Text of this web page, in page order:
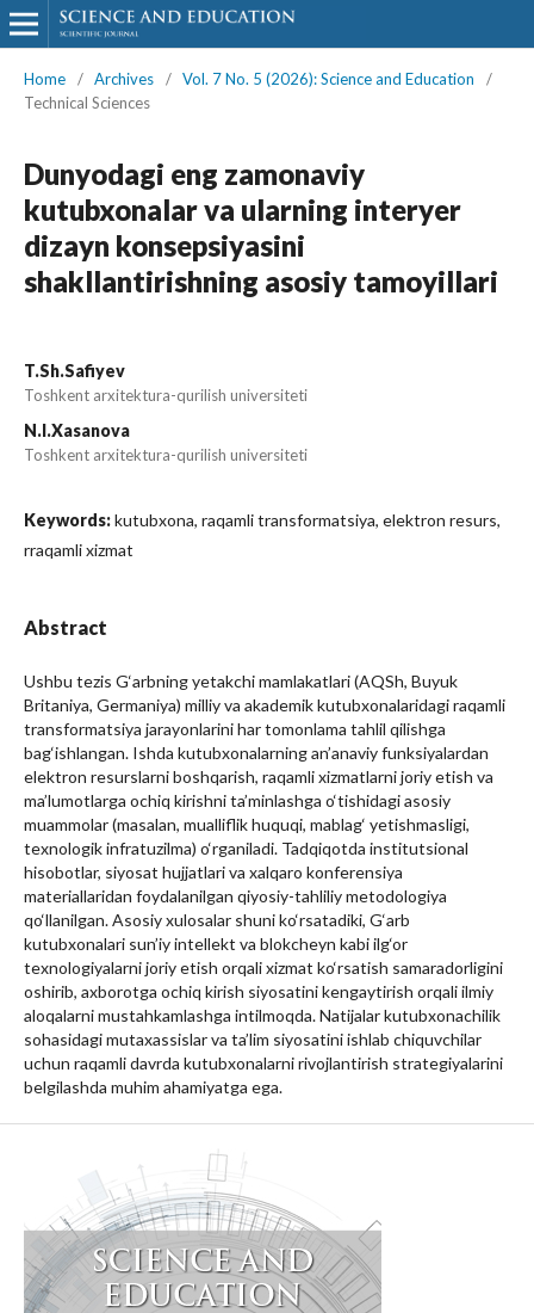
Home / Archives / Vol. 7 No. 5 (2026): Science and Education
/
Technical Sciences
Dunyodagi eng zamonaviy
kutubxonalar va ularning interyer
dizayn konsepsiyasini
shakllantirishning asosiy tamoyillari
T.Sh.Safiyev
Toshkent arxitektura-qurilish universiteti
N.I.Xasanova
Toshkent arxitektura-qurilish universiteti
Keywords:kutubxona, raqamli transformatsiya, elektron resurs,
rraqamli xizmat
Abstract
Ushbu tezis G‘arbning yetakchi mamlakatlari (AQSh, Buyuk
Britaniya, Germaniya) milliy va akademik kutubxonalaridagi raqamli
transformatsiya jarayonlarini har tomonlama tahlil qilishga
bag‘ishlangan. Ishda kutubxonalarning an’anaviy funksiyalardan
elektron resurslarni boshqarish, raqamli xizmatlarni joriy etish va
ma’lumotlarga ochiq kirishni ta’minlashga o‘tishidagi asosiy
muammolar (masalan, mualliflik huquqi, mablag‘ yetishmasligi,
texnologik infratuzilma) o‘rganiladi. Tadqiqotda institutsional
hisobotlar, siyosat hujjatlari va xalqaro konferensiya
materiallaridan foydalanilgan qiyosiy-tahliliy metodologiya
qo‘llanilgan. Asosiy xulosalar shuni ko‘rsatadiki, G‘arb
kutubxonalari sun’iy intellekt va blokcheyn kabi ilg‘or
texnologiyalarni joriy etish orqali xizmat ko‘rsatish samaradorligini
oshirib, axborotga ochiq kirish siyosatini kengaytirish orqali ilmiy
aloqalarni mustahkamlashga intilmoqda. Natijalar kutubxonachilik
sohasidagi mutaxassislar va ta’lim siyosatini ishlab chiquvchilar
uchun raqamli davrda kutubxonalarni rivojlantirish strategiyalarini
belgilashda muhim ahamiyatga ega.